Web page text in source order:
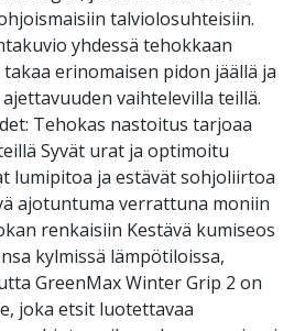
talviolosuhteisiin.
yhdessä tehokkaan
erinomaisen pidon jäällä ja
vaihtelevilla teillä.
Tehokas nastoitus tarjoaa
Syvät urat ja optimoitu
lumipitoa ja estävät sohjoliirtoa
ajotuntuma verrattuna moniin
renkaisiin Kestävä kumiseos
kylmissä lämpötiloissa,
GreenMax Winter Grip 2 on
joka etsit luotettavaa